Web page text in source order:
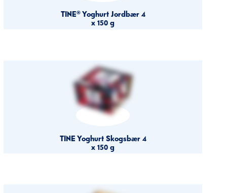
TINE® Yoghurt Jordbær 4
x 150 g
TINE Yoghurt Skogsbær 4
x 150 g